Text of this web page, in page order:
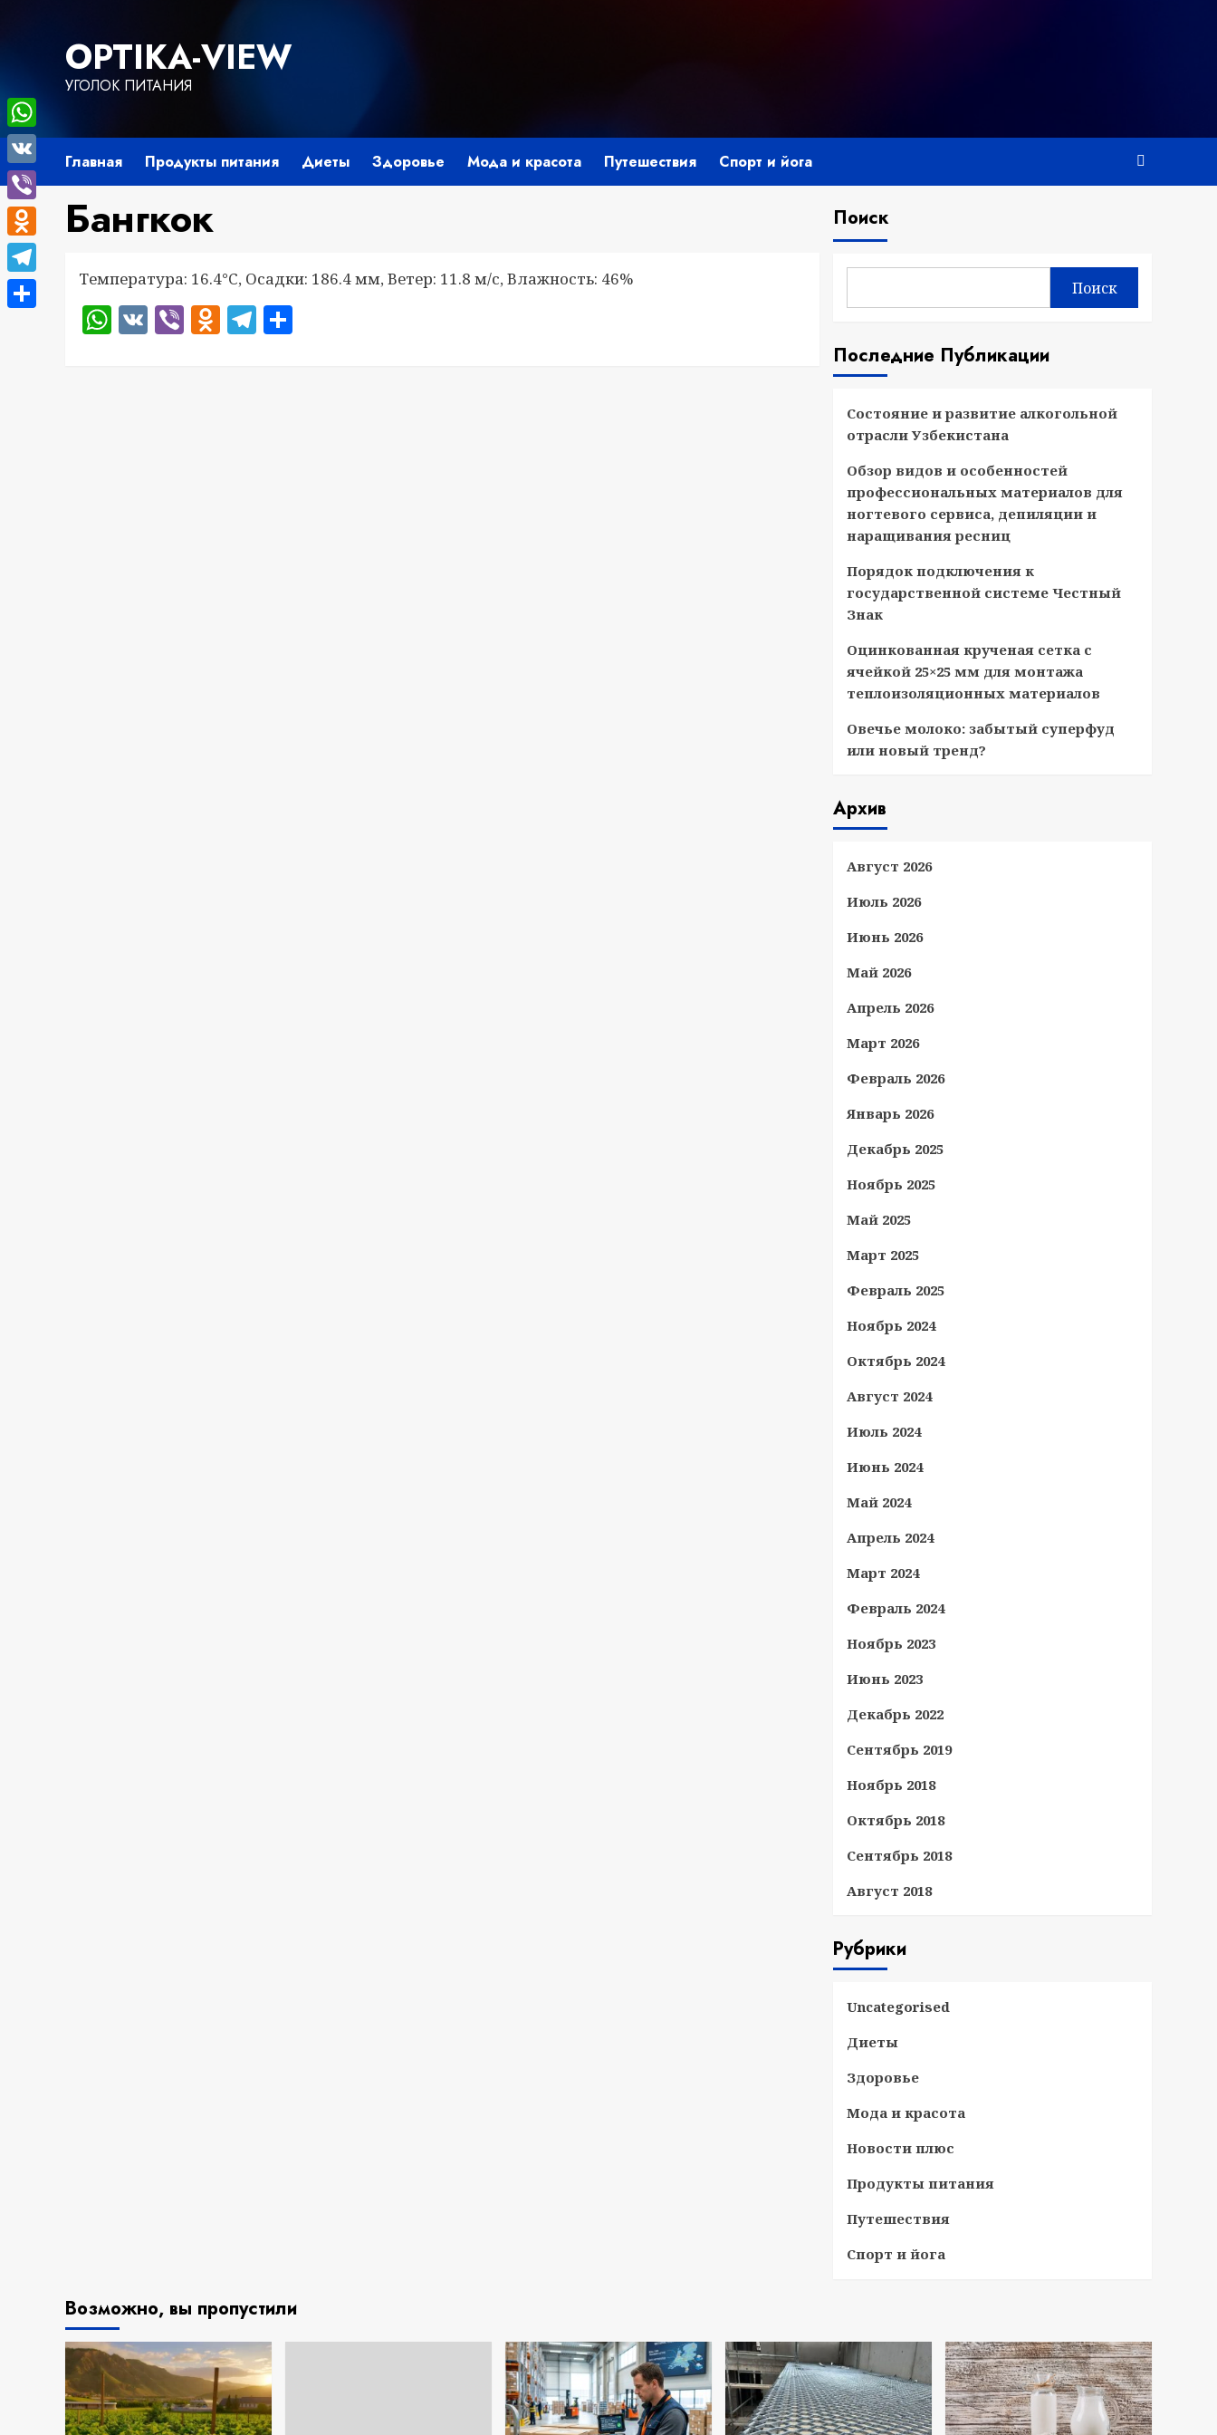
содержимомуOPTIKA-VIEW
УГОЛОК ПИТАНИЯ
Главная Продукты питания Диеты Здоровье Мода и красота Путешествия Спорт и йога
Бангкок
Температура: 16.4°C, Осадки: 186.4 мм, Ветер: 11.8 м/с, Влажность: 46%
WhatsApp
VKViberOdnoklassniki
Telegram
Поиск
Поиск
Последние Публикации
Состояние и развитие алкогольной
отрасли Узбекистана
Обзор видов и особенностей
профессиональных материалов для
ногтевого сервиса, депиляции и
наращивания ресниц
Порядок подключения к
государственной системе Честный
Знак
Оцинкованная крученая сетка с
ячейкой 25×25 мм для монтажа
теплоизоляционных материалов
Овечье молоко: забытый суперфуд
или новый тренд?
Архив
Август 2026
Июль 2026
Июнь 2026
Май 2026
Апрель 2026
Март 2026
Февраль 2026
Январь 2026
Декабрь 2025
Ноябрь 2025
Май 2025
Март 2025
Февраль 2025
Ноябрь 2024
Октябрь 2024
Август 2024
Июль 2024
Июнь 2024
Май 2024
Апрель 2024
Март 2024
Февраль 2024
Ноябрь 2023
Июнь 2023
Декабрь 2022
Сентябрь 2019
Ноябрь 2018
Октябрь 2018
Сентябрь 2018
Август 2018
Рубрики
Uncategorised
Диеты
Здоровье
Мода и красота
Новости плюс
Продукты питания
Путешествия
Спорт и йога
Возможно, вы пропустили
WhatsApp
VK
Viber
Odnoklassniki
Telegram
Отправить